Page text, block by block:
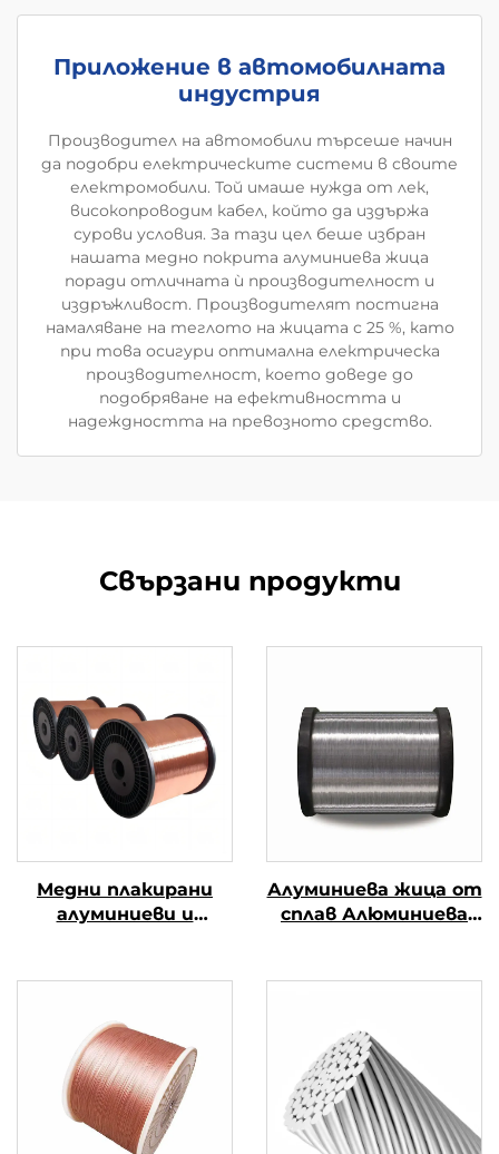
Приложение в автомобилната
индустрия
Производител на автомобили търсеше начин
да подобри електрическите системи в своите
електромобили. Той имаше нужда от лек,
високопроводим кабел, който да издържа
сурови условия. За тази цел беше избран
нашата медно покрита алуминиева жица
поради отличната ѝ производителност и
издръжливост. Производителят постигна
намаляване на теглото на жицата с 25 %, като
при това осигури оптимална електрическа
производителност, което доведе до
подобряване на ефективността и
надеждността на превозното средство.
Свързани продукти
Медни плакирани
алуминиеви и
проводници)
Алуминиева жица от
сплав Алюминиева